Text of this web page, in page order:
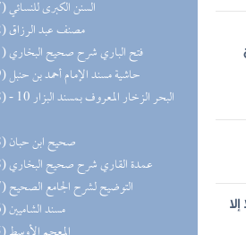
(27) السنن الكبرى للنسائي
(22) مصنف عبد الرزاق
(21) فتح الباري شرح صحيح البخاري
(19) حاشية مسند الإمام أحمد بن حنبل
(18)
(18) صحيح ابن حبان
(18) عمدة القاري شرح صحيح البخاري
(17) التوضيح لشرح الجامع الصحيح
(16) مسند الشاميين